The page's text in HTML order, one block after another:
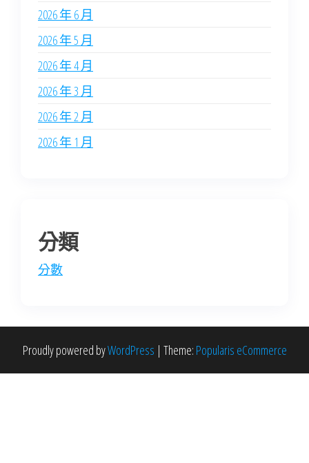
2026 年 6 月
2026 年 5 月
2026 年 4 月
2026 年 3 月
2026 年 2 月
2026 年 1 月
分類
分數
Proudly powered byWordPress | Theme: Popularis eCommerce